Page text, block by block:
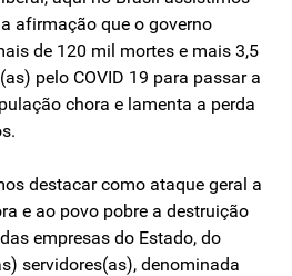
afirmação que o governo
de 120 mil mortes e mais 3,5
pelo COVID 19 para passar a
chora e lamenta a perda
destacar como ataque geral a
e ao povo pobre a destruição
empresas do Estado, do
servidores(as), denominada